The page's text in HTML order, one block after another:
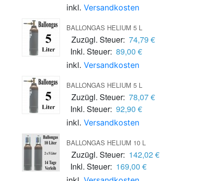
inkl. Versandkosten
BALLONGAS HELIUM 5 L
Zuzügl. Steuer: 74,79 €
Inkl. Steuer: 89,00 €
inkl. Versandkosten
BALLONGAS HELIUM 5 L
Zuzügl. Steuer: 78,07 €
Inkl. Steuer: 92,90 €
inkl. Versandkosten
BALLONGAS HELIUM 10 L
Zuzügl. Steuer: 142,02 €
Inkl. Steuer: 169,00 €